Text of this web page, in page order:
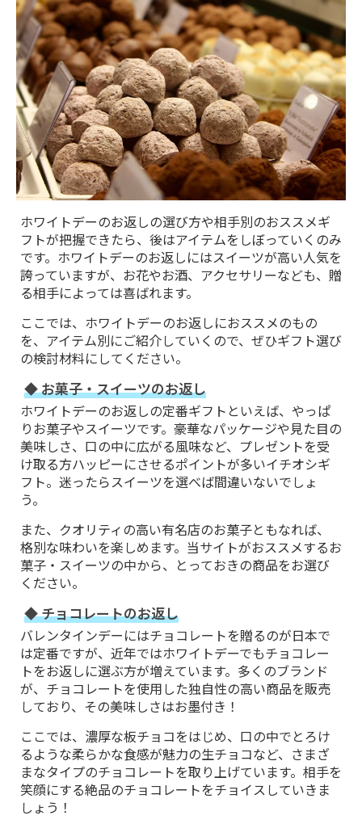
ホワイトデーのお返しの選び方や相手別のおススメギ
フトが把握できたら、後はアイテムをしぼっていくのみ
です。ホワイトデーのお返しにはスイーツが高い人気を
誇っていますが、お花やお酒、アクセサリーなども、贈
る相手によっては喜ばれます。
ここでは、ホワイトデーのお返しにおススメのもの
を、アイテム別にご紹介していくので、ぜひギフト選び
の検討材料にしてください。
◆ お菓子・スイーツのお返し
ホワイトデーのお返しの定番ギフトといえば、やっぱ
りお菓子やスイーツです。豪華なパッケージや見た目の
美味しさ、口の中に広がる風味など、プレゼントを受
け取る方ハッピーにさせるポイントが多いイチオシギ
フト。迷ったらスイーツを選べば間違いないでしょ
う。
また、クオリティの高い有名店のお菓子ともなれば、
格別な味わいを楽しめます。当サイトがおススメするお
菓子・スイーツの中から、とっておきの商品をお選び
ください。
◆ チョコレートのお返し
バレンタインデーにはチョコレートを贈るのが日本で
は定番ですが、近年ではホワイトデーでもチョコレー
トをお返しに選ぶ方が増えています。多くのブランド
が、チョコレートを使用した独自性の高い商品を販売
しており、その美味しさはお墨付き！
ここでは、濃厚な板チョコをはじめ、口の中でとろけ
るような柔らかな食感が魅力の生チョコなど、さまざ
まなタイプのチョコレートを取り上げています。相手を
笑顔にする絶品のチョコレートをチョイスしていきま
しょう！